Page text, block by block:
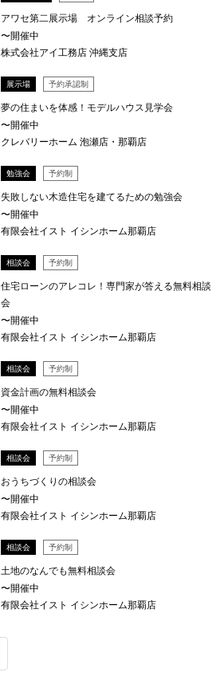
アワセ第二展示場 オンライン相談予約
〜開催中
株式会社アイ工務店 沖縄支店
展示場 予約承認制
夢の住まいを体感！モデルハウス見学会
〜開催中
クレバリーホーム 泡瀬店・那覇店
勉強会 予約制
失敗しない木造住宅を建てるための勉強会
〜開催中
有限会社イスト イシンホーム那覇店
相談会 予約制
住宅ローンのアレコレ！専門家が答える無料相談
会
〜開催中
有限会社イスト イシンホーム那覇店
相談会 予約制
資金計画の無料相談会
〜開催中
有限会社イスト イシンホーム那覇店
相談会 予約制
おうちづくりの相談会
〜開催中
有限会社イスト イシンホーム那覇店
相談会 予約制
土地のなんでも無料相談会
〜開催中
有限会社イスト イシンホーム那覇店